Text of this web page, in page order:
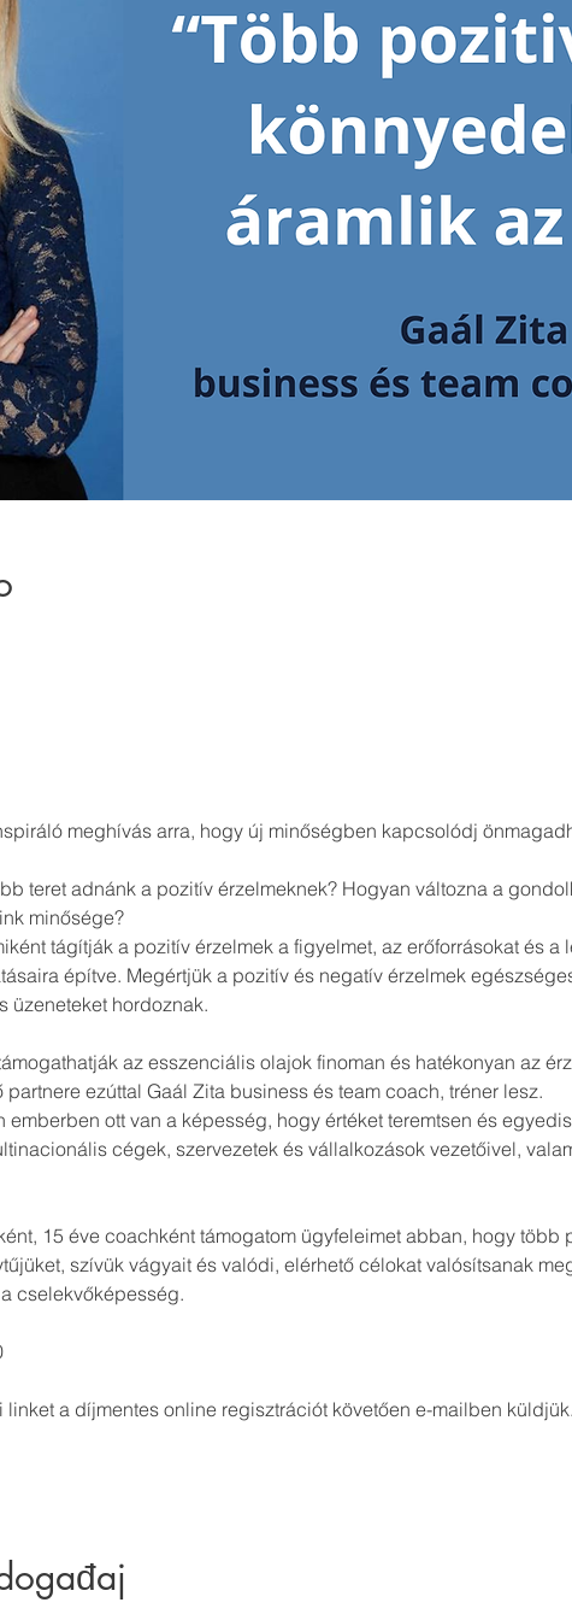
meghívás arra, hogy új minőségben kapcsolódj
teret adnánk a pozitív érzelmeknek? Hogyan változna a
minősége?
tágítják a pozitív érzelmek a figyelmet, az erőforrásokat és a
építve. Megértjük a pozitív és negatív érzelmek
üzeneteket hordoznak.
az esszenciális olajok finoman és hatékonyan az
ezúttal Gaál Zita business és team coach, tréner lesz.
ott van a képesség, hogy értéket teremtsen és
cégek, szervezetek és vállalkozások vezetőivel,
15 éve coachként támogatom ügyfeleimet abban, hogy több
szívük vágyait és valódi, elérhető célokat valósítsanak
cselekvőképesség.
a díjmentes online regisztrációt követően e-mailben küldjük.